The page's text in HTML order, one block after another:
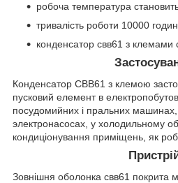
робоча температура
тривалість роботи 10000 годин
конденсатор свв61 з
Конденсатор СВВ61 з клемою
пусковий елемент в
посудомийних і пральних машинах,
электронасосах, у холодильному
кондиціонування приміщень, як
Зовнішня оболонка свв61 покрита